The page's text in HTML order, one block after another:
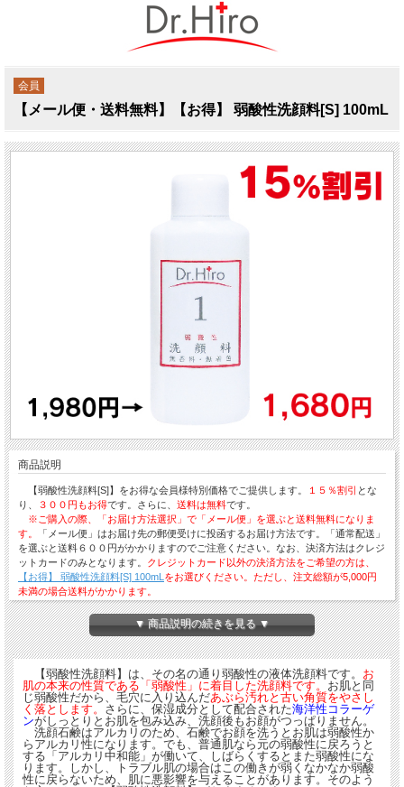
会員
【メール便・送料無料】【お得】 弱酸性洗顔料[S] 100mL
商品説明
【弱酸性洗顔料[S]】をお得な会員様特別価格でご提供します。 １５％割引 とな
り、
３００円もお得です。さらに、 送料は無料です。
※ご購入の際、「お届け方法選択」で「メール便」を選ぶと送料無料になりま
す。
「メール便」はお届け先の郵便受けに投函するお届け方法です。「通常配送」
を選ぶと送料６００円がかかりますのでご注意ください。なお、決済方法はクレジ
ットカードのみとなります。 クレジットカード以外の決済方法をご希望の方は、
【お得】 弱酸性洗顔料[S] 100mL をお選びください。ただし、注文総額が5,000円
未満の場合送料がかかります。
※新規会員登録はご購入手続きの途中でできます。
▼ 商品説明の続きを見る ▼
【弱酸性洗顔料】は、その名の通り弱酸性の液体洗顔料です。 お
肌の本来の性質である「弱酸性」に着目した洗顔料です。 お肌と同
じ弱酸性だから、毛穴に入り込んだあぶら汚れと古い角質をやさし
く落とします。 さらに、保湿成分として配合された海洋性コラーゲ
ンがしっとりとお肌を包み込み、洗顔後もお顔がつっぱりません。
洗顔石鹸はアルカリのため、石鹸でお顔を洗うとお肌は弱酸性か
らアルカリ性になります。でも、普通肌なら元の弱酸性に戻ろうと
する「アルカリ中和能」が働いて、しばらくするとまた弱酸性にな
ります。しかし、トラブル肌の場合はこの働きが弱くなかなか弱酸
性に戻らないため、肌に悪影響を与えることがあります。そのよう